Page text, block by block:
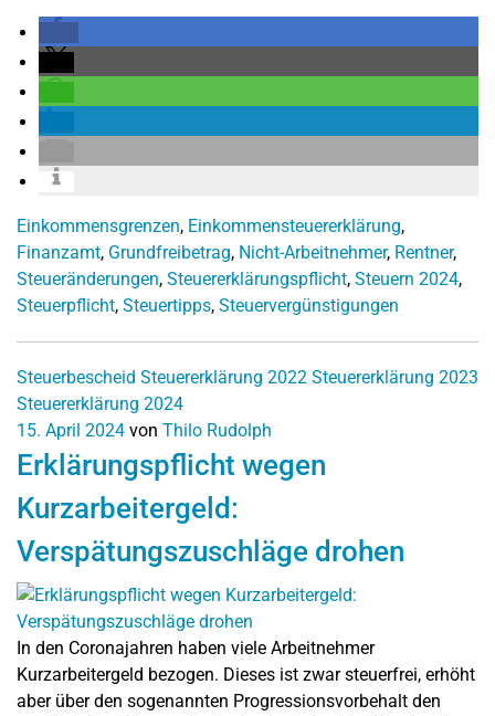
Einkommensgrenzen, Einkommensteuererklärung,
Finanzamt, Grundfreibetrag, Nicht-Arbeitnehmer, Rentner,
Steueränderungen, Steuererklärungspflicht, Steuern 2024,
Steuerpflicht, Steuertipps, Steuervergünstigungen
Steuerbescheid Steuererklärung 2022 Steuererklärung 2023
Steuererklärung 2024
15. April 2024 von Thilo Rudolph
Erklärungspflicht wegen
Kurzarbeitergeld:
Verspätungszuschläge drohen
In den Coronajahren haben viele Arbeitnehmer
Kurzarbeitergeld bezogen. Dieses ist zwar steuerfrei, erhöht
aber über den sogenannten Progressionsvorbehalt den